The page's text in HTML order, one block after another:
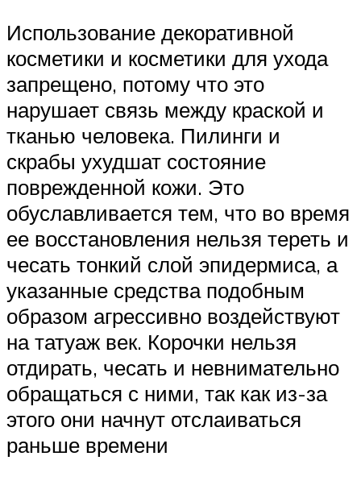
Использование декоративной
косметики и косметики для ухода
запрещено, потому что это
нарушает связь между краской и
тканью человека. Пилинги и
скрабы ухудшат состояние
поврежденной кожи. Это
обуславливается тем, что во время
ее восстановления нельзя тереть и
чесать тонкий слой эпидермиса, а
указанные средства подобным
образом агрессивно воздействуют
на татуаж век. Корочки нельзя
отдирать, чесать и невнимательно
обращаться с ними, так как из-за
этого они начнут отслаиваться
раньше времени